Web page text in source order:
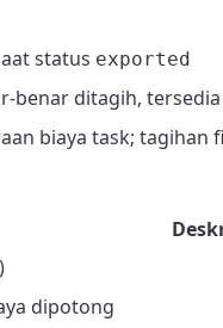
status exported
benar ditagih,
biaya task; tagihan
dipotong